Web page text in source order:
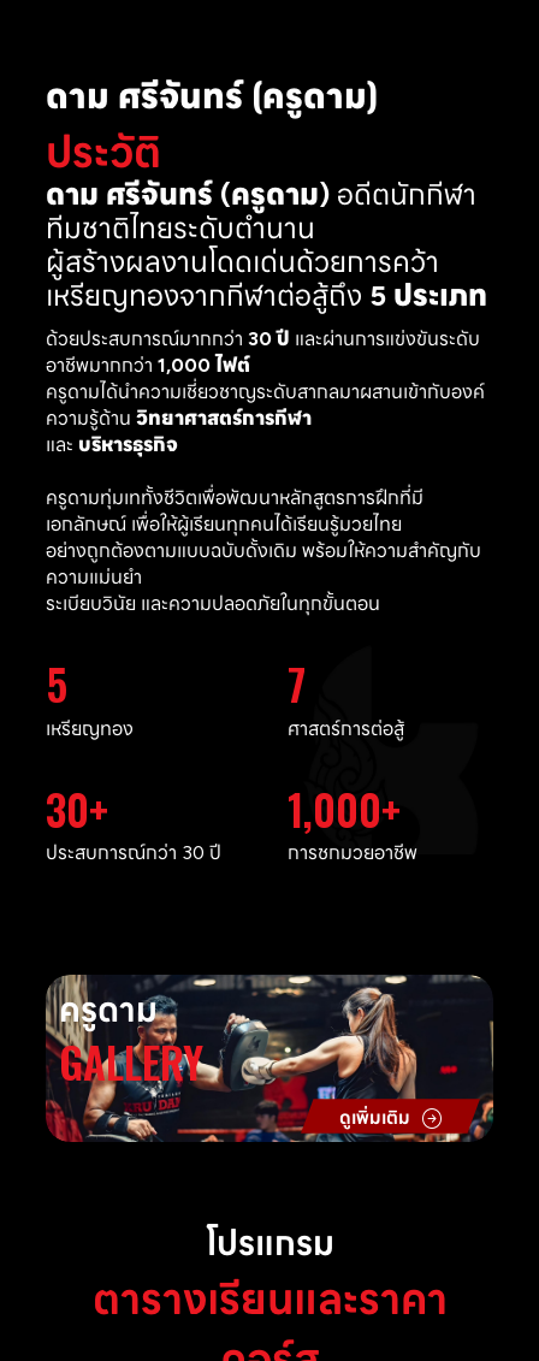
ดาม ศรีจันทร์ (ครูดาม)
ประวัติ
ดาม ศรีจันทร์ (ครูดาม)อดีตนักกีฬา
ทีมชาติไทยระดับตำนาน
ผู้สร้างผลงานโดดเด่นด้วยการคว้า
เหรียญทองจากกีฬาต่อสู้ถึง 5 ประเภท
ด้วยประสบการณ์มากกว่า 30 ปี และผ่านการแข่งขันระดับ
อาชีพมากกว่า 1,000 ไฟต์
ครูดามได้นำความเชี่ยวชาญระดับสากลมาผสานเข้ากับองค์
ความรู้ด้าน วิทยาศาสตร์การกีฬา
และ บริหารธุรกิจ
ครูดามทุ่มเททั้งชีวิตเพื่อพัฒนาหลักสูตรการฝึกที่มี
เอกลักษณ์ เพื่อให้ผู้เรียนทุกคนได้เรียนรู้มวยไทย
อย่างถูกต้องตามแบบฉบับดั้งเดิม พร้อมให้ความสำคัญกับ
ความแม่นยำ
ระเบียบวินัย และความปลอดภัยในทุกขั้นตอน
5
เหรียญทอง
7
ศาสตร์การต่อสู้
30
ประสบการณ์กว่า 30 ปี
1,000
การชกมวยอาชีพ
ครูดาม
GALLERY
ดูเพิ่มเติม
โปรแกรม
ตารางเรียนและราคา